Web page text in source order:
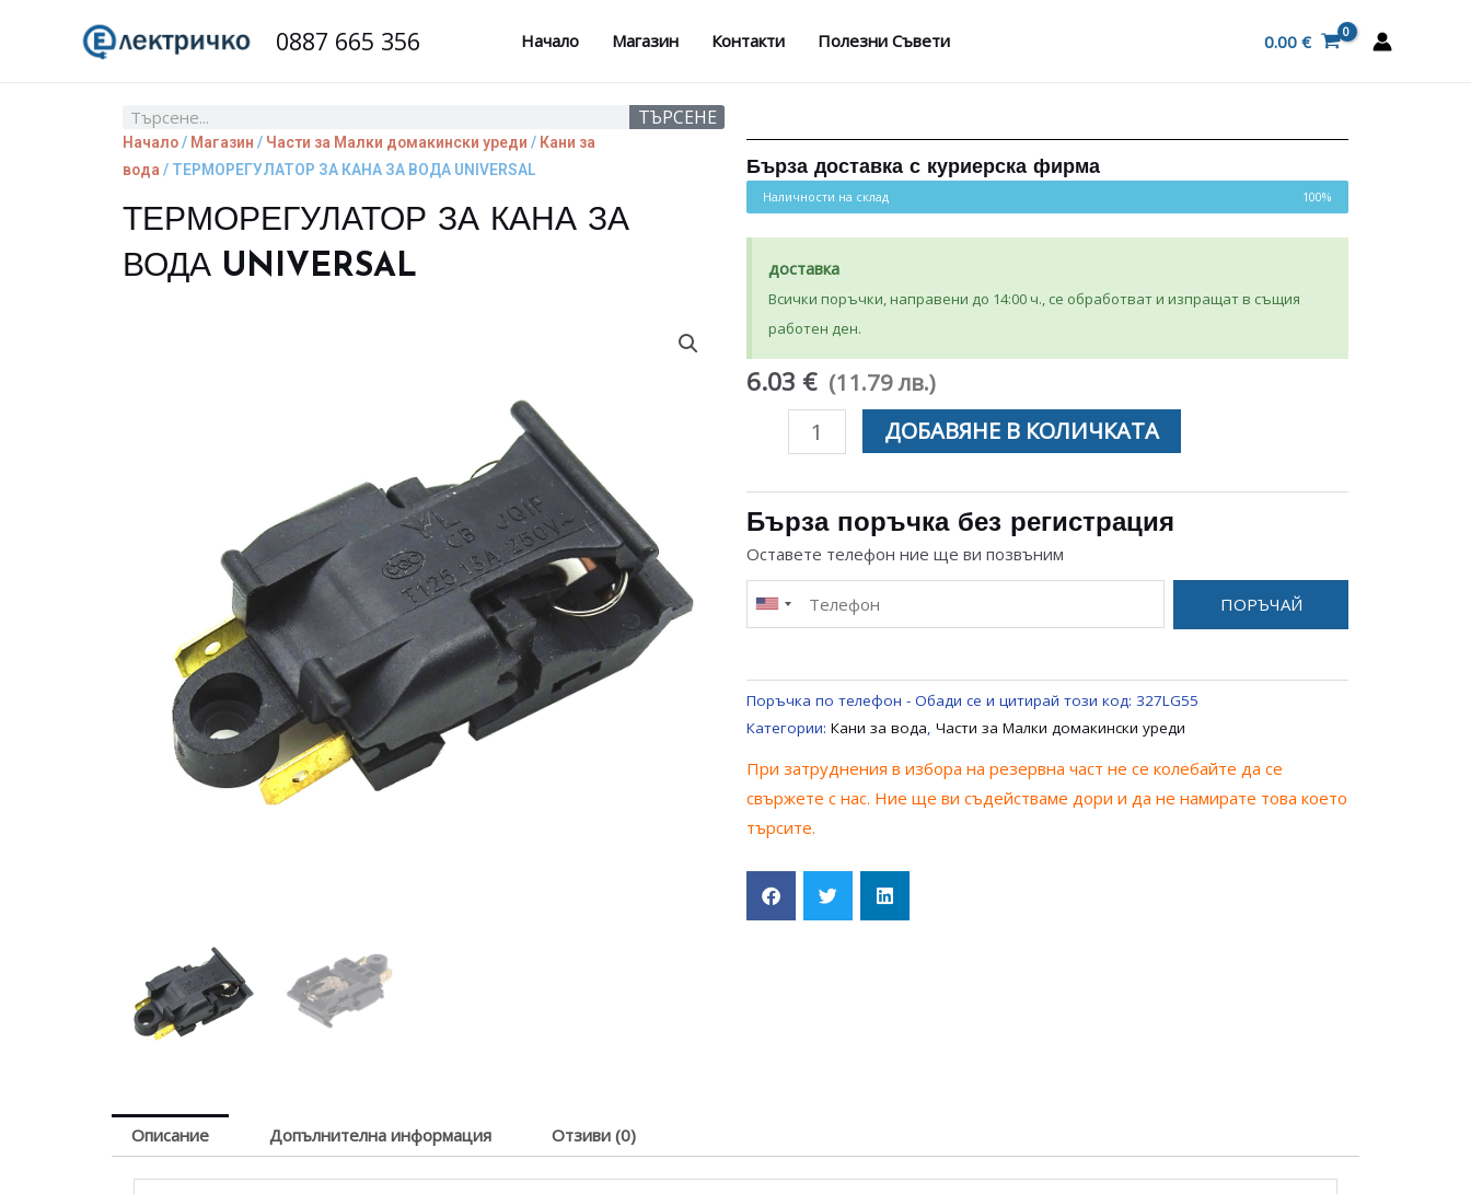
0887 665 356 Начало Магазин Контакти Полезни Съвети 0.00 €
Search ТЪРСЕНЕ
Начало/ Магазин / Части за Малки домакински уреди / Кани за
вода / ТЕРМОРЕГУЛАТОР ЗА КАНА ЗА ВОДА UNIVERSAL
ТЕРМОРЕГУЛАТОР ЗА КАНА ЗА
ВОДА UNIVERSAL
Бърза доставка с куриерска фирма
Наличности на склад 100%
доставка
Всички поръчки, направени до 14:00 ч., се обработват и изпращат в същия
работен ден.
6.03 € (11.79 лв.)
количество
ЗА
КАНА
ВОДА
UNIVERSAL
ДОБАВЯНЕ В КОЛИЧКАТА
Бърза поръчка без регистрация
Оставете телефон ние ще ви позвъним
ПОРЪЧАЙ
Поръчка по телефон - Обади се и цитирай този код: 327LG55
Категории: Кани за вода, Части за Малки домакински уреди
При затруднения в избора на резервна част не се колебайте да се
свържете с нас. Ние ще ви съдействаме дори и да не намирате това което
търсите.
Описание Допълнителна информация Отзиви (0)